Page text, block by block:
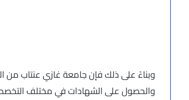
وبناءً على ذلك فإن جامعة غازي عنتاب من
والحصول على الشهادات في مختلف